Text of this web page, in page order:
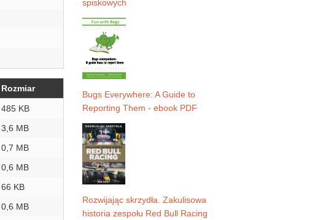
Rozmiar
485 KB
3,6 MB
0,7 MB
0,6 MB
66 KB
0,6 MB
spiskowych
Bugs Everywhere: A Guide to
Reporting Them - ebook PDF
Rozwijając skrzydła. Zakulisowa
historia zespołu Red Bull Racing